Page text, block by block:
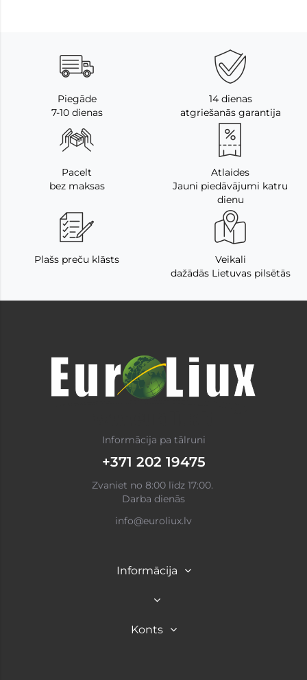
Piegāde
7-10 dienas
14 dienas
atgriešanās garantija
Pacelt
bez maksas
Atlaides
Jauni piedāvājumi katru
dienu
Plašs preču klāsts
Veikali
dažādās Lietuvas pilsētās
Informācija pa tālruni
+371 202 19475
Zvaniet no 8:00 līdz 17:00.
Darba dienās
info@euroliux.lv
Informācija
Konts